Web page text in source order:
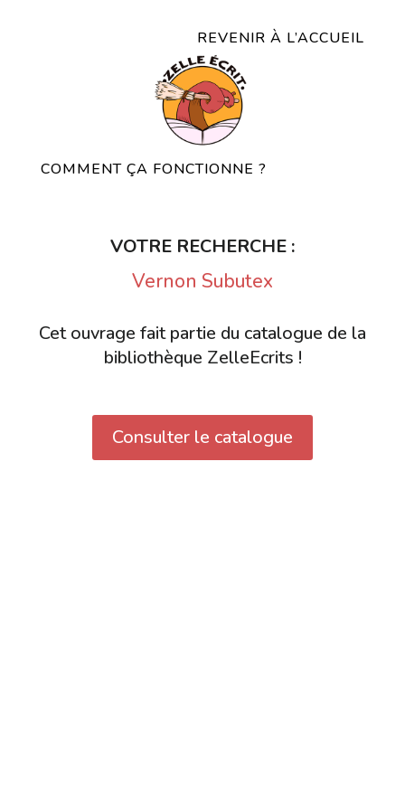
REVENIR À L’ACCUEIL
COMMENT ÇA FONCTIONNE ?
VOTRE RECHERCHE :
Vernon Subutex
Cet ouvrage fait partie du catalogue de la
bibliothèque ZelleEcrits !
Consulter le catalogue